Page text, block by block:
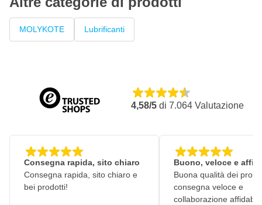
Basso flusso / bassa migrazione
Basso attrito durante il montaggio e lo smontaggio
Riservato se utilizzato su giunti critici
MOLYKOTE Lubrificanti
4,58/5 di 7.064 Valutazione
Consegna rapida, sito chiaro
Consegna rapida, sito chiaro e
bei prodotti!
Buono, veloce e
Buona qualità dei
consegna veloce e
collaborazione